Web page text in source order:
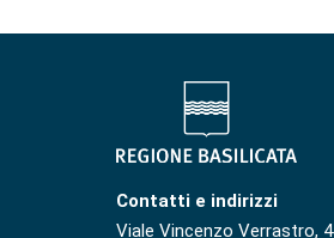
Contatti e indirizzi
Viale Vincenzo Verrastro, 4